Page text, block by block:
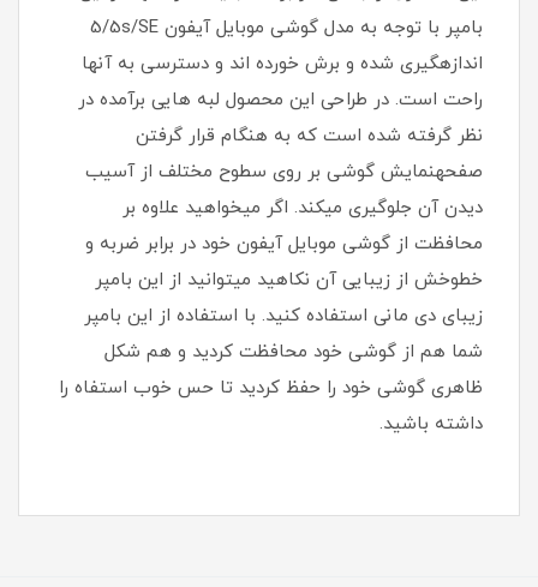
بامپر با توجه به مدل گوشی موبایل آیفون 5/5s/SE
اندازهگیری شده و برش خورده اند و دسترسی به آنها
راحت است. در طراحی این محصول لبه هایی برآمده در
نظر گرفته شده است که به هنگام قرار گرفتن
صفحهنمایش گوشی بر روی سطوح مختلف از آسیب
دیدن آن جلوگیری میکند. اگر میخواهید علاوه بر
محافظت از گوشی موبایل آیفون خود در برابر ضربه و
خطوخش از زیبایی آن نکاهید میتوانید از این بامپر
زیبای دی مانی استفاده کنید. با استفاده از این بامپر
شما هم از گوشی خود محافظت کردید و هم شکل
ظاهری گوشی خود را حفظ کردید تا حس خوب استفاه را
داشته باشید.